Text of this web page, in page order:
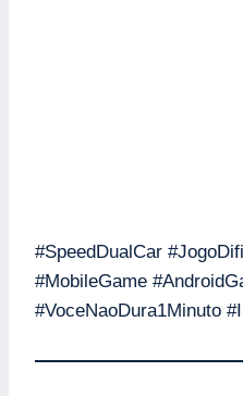
#SpeedDualCar
#MobileGame
#VoceNaoDura1Minuto